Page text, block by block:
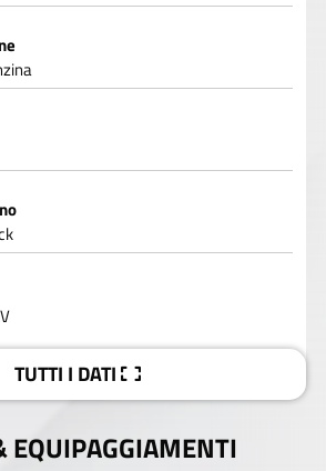
TUTTI I DATI
EQUIPAGGIAMENTI